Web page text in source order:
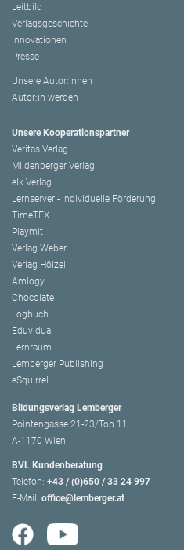
Leitbild
Verlagsgeschichte
Innovationen
Presse
Unsere Autor:innen
Autor:in werden
Unsere Kooperationspartner
Veritas Verlag
Mildenberger Verlag
elk Verlag
Lernserver - Individuelle Förderung
TimeTEX
Playmit
Verlag Weber
Verlag Hölzel
Amlogy
Chocolate
Logbuch
Eduvidual
Lernraum
Lemberger Publishing
eSquirrel
Bildungsverlag Lemberger
Pointengasse 21-23/Top 11
A-1170 Wien
BVL Kundenberatung
Telefon: +43 / (0)650 / 33 24 997
E-Mail: office@lemberger.at